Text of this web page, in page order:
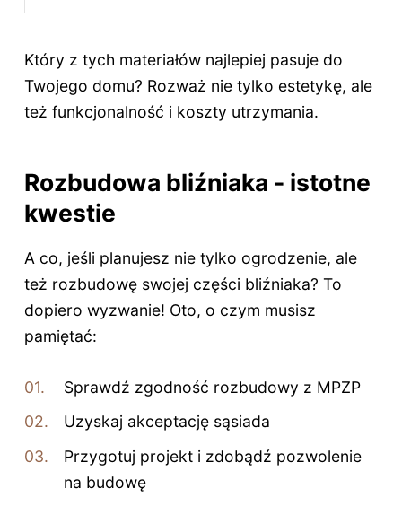
Który z tych materiałów najlepiej pasuje do
Twojego domu? Rozważ nie tylko estetykę, ale
też funkcjonalność i koszty utrzymania.
Rozbudowa bliźniaka - istotne
kwestie
A co, jeśli planujesz nie tylko ogrodzenie, ale
też rozbudowę swojej części bliźniaka? To
dopiero wyzwanie! Oto, o czym musisz
pamiętać:
Sprawdź zgodność rozbudowy z MPZP
Uzyskaj akceptację sąsiada
Przygotuj projekt i zdobądź pozwolenie
na budowę